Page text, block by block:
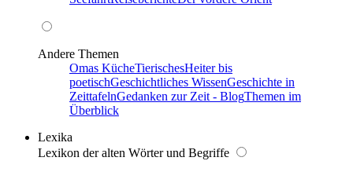
Andere Themen
Omas KücheTierischesHeiter bis
poetischGeschichtliches WissenGeschichte in
ZeittafelnGedanken zur Zeit - BlogThemen im
Überblick
Lexika
Lexikon der alten Wörter und Begriffe